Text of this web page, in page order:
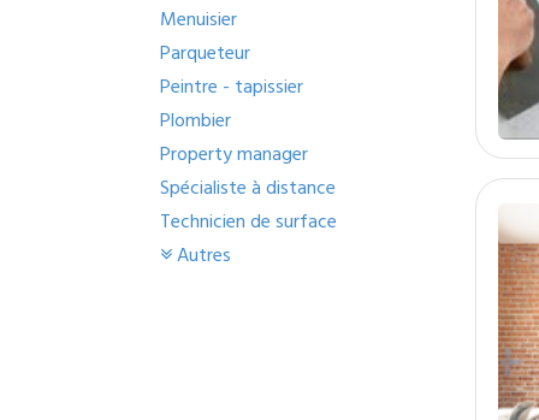
Menuisier
Parqueteur
Peintre - tapissier
Plombier
Property manager
Spécialiste à distance
Technicien de surface
Autres